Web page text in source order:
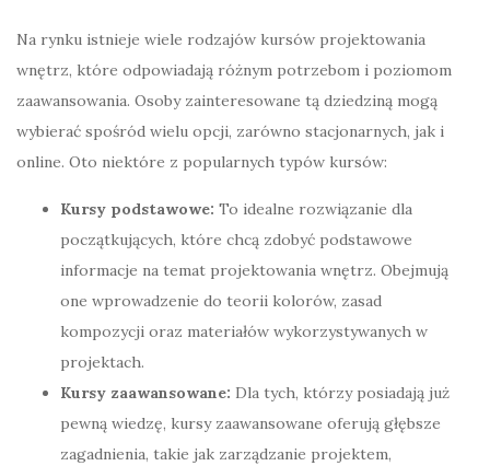
Na rynku istnieje wiele rodzajów kursów projektowania
wnętrz, które odpowiadają różnym potrzebom i poziomom
zaawansowania. Osoby zainteresowane tą dziedziną mogą
wybierać spośród wielu opcji, zarówno stacjonarnych, jak i
online. Oto niektóre z popularnych typów kursów:
Kursy podstawowe: To idealne rozwiązanie dla
początkujących, które chcą zdobyć podstawowe
informacje na temat projektowania wnętrz. Obejmują
one wprowadzenie do teorii kolorów, zasad
kompozycji oraz materiałów wykorzystywanych w
projektach.
Kursy zaawansowane: Dla tych, którzy posiadają już
pewną wiedzę, kursy zaawansowane oferują głębsze
zagadnienia, takie jak zarządzanie projektem,